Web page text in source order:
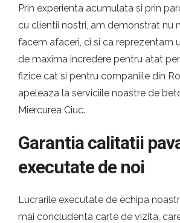
Prin experienta acumulata si prin
cu clientii nostri, am demonstrat nu
facem afaceri, ci si ca reprezentam
de maxima incredere pentru atat
fizice cat si pentru companiile din
apeleaza la serviciile noastre de
Miercurea Ciuc.
Garantia calitatii
executate de noi
Lucrarile executate de echipa
mai concludenta carte de vizita,